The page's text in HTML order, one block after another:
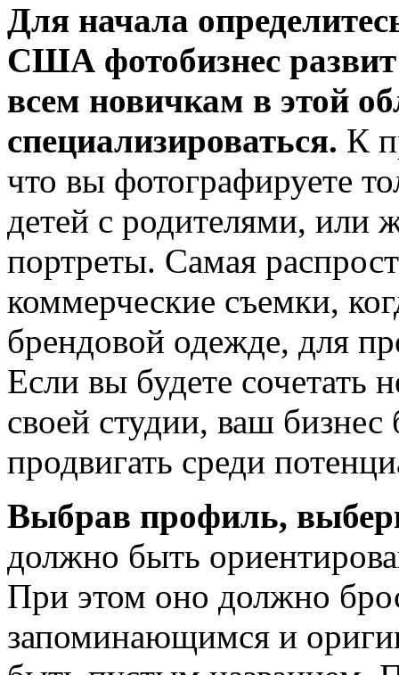
Для начала
США фотобизнес развит
всем новичкам в этой
специализироваться. К
что вы фотографируете
детей с родителями, или
портреты. Самая
коммерческие съемки,
брендовой одежде, для
Если вы будете сочетать
своей студии, ваш бизнес
продвигать среди
Выбрав профиль,
должно быть
При этом оно должно
запоминающимся и